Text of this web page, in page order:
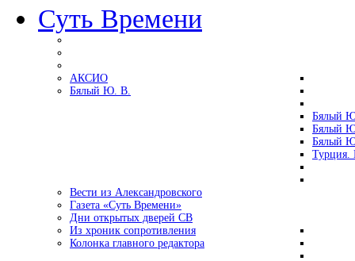
Суть Времени
АКСИО
Бялый Ю. В.
Бялый
Бялый
Бялый
Турция.
Вести из Александровского
Газета «Суть Времени»
Дни открытых дверей СВ
Из хроник сопротивления
Колонка главного редактора